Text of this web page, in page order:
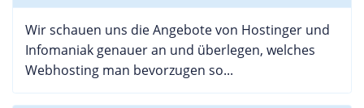
Wir schauen uns die Angebote von Hostinger und
Infomaniak genauer an und überlegen, welches
Webhosting man bevorzugen so...